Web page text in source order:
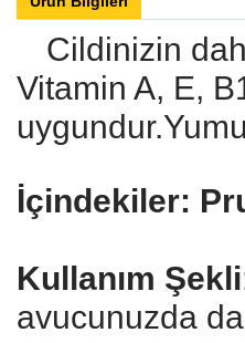
Cildinizin
Vitamin A, E,
İçindekiler:
Kullanım Şekli
avucunuzda